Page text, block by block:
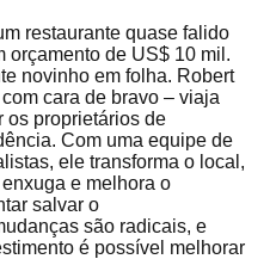
restaurante quase falido
orçamento de US$ 10 mil.
novinho em folha. Robert
cara de bravo – viaja
os proprietários de
Com uma equipe de
ele transforma o local,
e melhora o
salvar o
são radicais, e
é possível melhorar